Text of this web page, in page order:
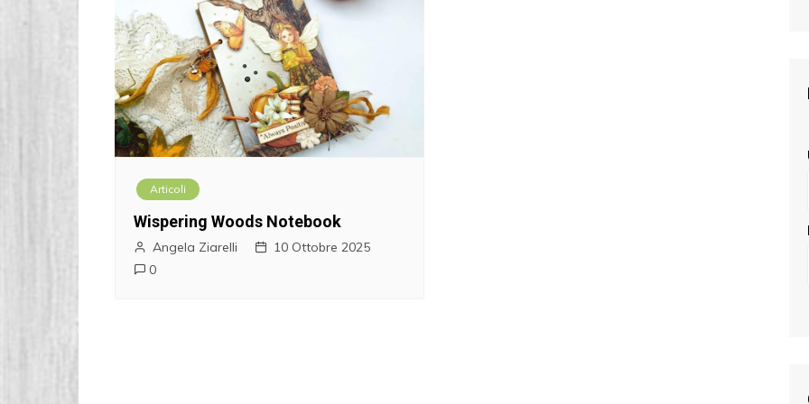
Articoli
Wispering Woods Notebook
Angela Ziarelli
10 Ottobre 2025
0